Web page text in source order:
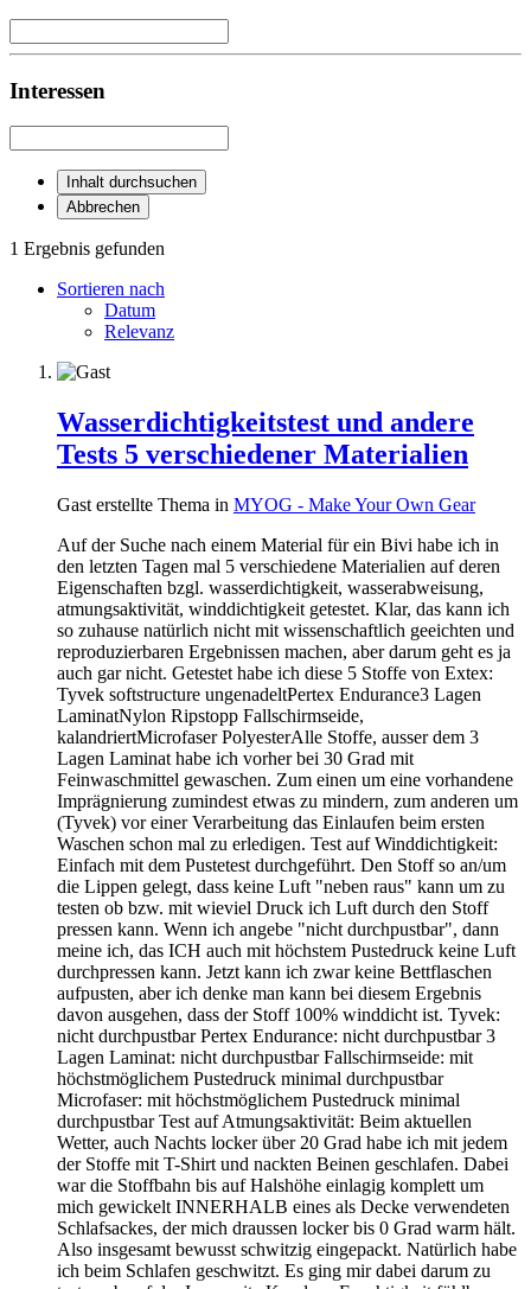
Interessen
Inhalt durchsuchen
Abbrechen
1 Ergebnis gefunden
Sortieren nach
Datum
Relevanz
Wasserdichtigkeitstest und andere
Tests 5 verschiedener Materialien
Gast erstellte Thema in MYOG - Make Your Own Gear
Auf der Suche nach einem Material für ein Bivi habe ich in
den letzten Tagen mal 5 verschiedene Materialien auf deren
Eigenschaften bzgl. wasserdichtigkeit, wasserabweisung,
atmungsaktivität, winddichtigkeit getestet. Klar, das kann ich
so zuhause natürlich nicht mit wissenschaftlich geeichten und
reproduzierbaren Ergebnissen machen, aber darum geht es ja
auch gar nicht. Getestet habe ich diese 5 Stoffe von Extex:
Tyvek softstructure ungenadeltPertex Endurance3 Lagen
LaminatNylon Ripstopp Fallschirmseide,
kalandriertMicrofaser PolyesterAlle Stoffe, ausser dem 3
Lagen Laminat habe ich vorher bei 30 Grad mit
Feinwaschmittel gewaschen. Zum einen um eine vorhandene
Imprägnierung zumindest etwas zu mindern, zum anderen um
(Tyvek) vor einer Verarbeitung das Einlaufen beim ersten
Waschen schon mal zu erledigen. Test auf Winddichtigkeit:
Einfach mit dem Pustetest durchgeführt. Den Stoff so an/um
die Lippen gelegt, dass keine Luft "neben raus" kann um zu
testen ob bzw. mit wieviel Druck ich Luft durch den Stoff
pressen kann. Wenn ich angebe "nicht durchpustbar", dann
meine ich, das ICH auch mit höchstem Pustedruck keine Luft
durchpressen kann. Jetzt kann ich zwar keine Bettflaschen
aufpusten, aber ich denke man kann bei diesem Ergebnis
davon ausgehen, dass der Stoff 100% winddicht ist. Tyvek:
nicht durchpustbar Pertex Endurance: nicht durchpustbar 3
Lagen Laminat: nicht durchpustbar Fallschirmseide: mit
höchstmöglichem Pustedruck minimal durchpustbar
Microfaser: mit höchstmöglichem Pustedruck minimal
durchpustbar Test auf Atmungsaktivität: Beim aktuellen
Wetter, auch Nachts locker über 20 Grad habe ich mit jedem
der Stoffe mit T-Shirt und nackten Beinen geschlafen. Dabei
war die Stoffbahn bis auf Halshöhe einlagig komplett um
mich gewickelt INNERHALB eines als Decke verwendeten
Schlafsackes, der mich draussen locker bis 0 Grad warm hält.
Also insgesamt bewusst schwitzig eingepackt. Natürlich habe
ich beim Schlafen geschwitzt. Es ging mir dabei darum zu